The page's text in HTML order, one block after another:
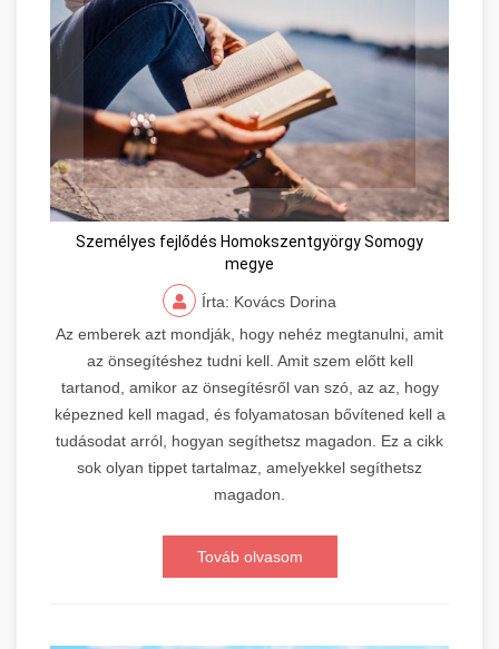
Személyes fejlődés Homokszentgyörgy Somogy
megye
Írta: Kovács Dorina
Az emberek azt mondják, hogy nehéz megtanulni, amit
az önsegítéshez tudni kell. Amit szem előtt kell
tartanod, amikor az önsegítésről van szó, az az, hogy
képezned kell magad, és folyamatosan bővítened kell a
tudásodat arról, hogyan segíthetsz magadon. Ez a cikk
sok olyan tippet tartalmaz, amelyekkel segíthetsz
magadon.
Továb olvasom